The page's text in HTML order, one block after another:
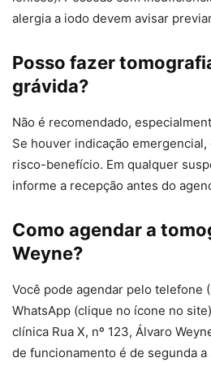
alergia a iodo devem avisar
Posso fazer
grávida?
Não é recomendado,
Se houver indicação emergencial,
risco-benefício. Em qualquer
informe a recepção antes do
Como agendar a
Weyne?
Você pode agendar pelo telefone
WhatsApp (clique no ícone no
clínica Rua X, nº 123, Álvaro
de funcionamento é de segunda a